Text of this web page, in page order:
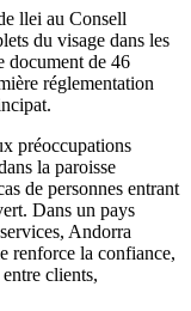
llei au Consell
du visage dans les
document de 46
réglementation
préoccupations
la paroisse
de personnes entrant
Dans un pays
Andorra
renforce la confiance,
clients,